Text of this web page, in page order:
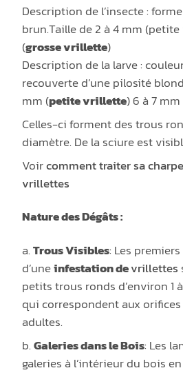
Description de l’insecte :
brun.Taille de 2 à 4 mm
(grosse vrillette)
Description de la larve :
recouverte d’une pilosité
mm (petite vrillette) 6 à 7
Celles-ci forment des trous
diamètre. De la sciure est
Voircomment traiter sa
vrillettes
Nature des Dégâts :
a.Trous Visibles: Les
d’uneinfestation devrillettes
petits trous ronds d’environ 1
qui correspondent aux
adultes.
b.Galeries dans le Bois: Les
galeries à l’intérieur du bois